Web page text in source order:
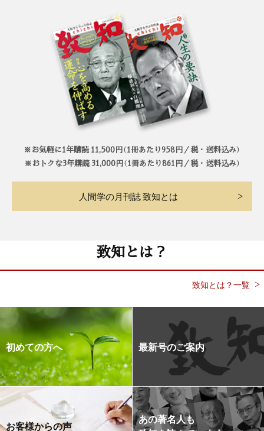
※お気軽に1年購読 11,500円（1冊あたり958円／税・送料込み）
※おトクな3年購読 31,000円（1冊あたり861円／税・送料込み）
人間学の月刊誌 致知とは
致知とは？
致知とは？一覧
初めての方へ 最新号のご案内
お客様からの声
あの著名人も